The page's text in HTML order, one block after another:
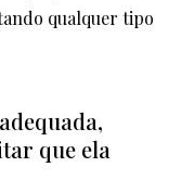
qualquer tipo
que ela